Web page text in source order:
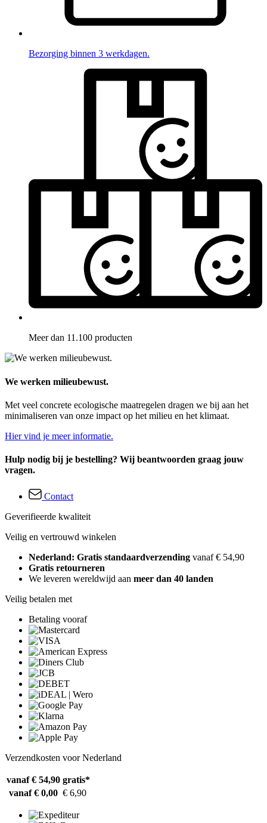
Bezorging binnen 3 werkdagen.
Meer dan 11.100 producten
We werken milieubewust.
Met veel concrete ecologische maatregelen dragen we bij aan het
minimaliseren van onze impact op het milieu en het klimaat.
Hier vind je meer informatie.
Hulp nodig bij je bestelling? Wij beantwoorden graag jouw
vragen.
Contact
Geverifieerde kwaliteit
Veilig en vertrouwd winkelen
Nederland: Gratis standaardverzending vanaf € 54,90
Gratis retourneren
We leveren wereldwijd aan meer dan 40 landen
Veilig betalen met
Betaling vooraf
Verzendkosten voor Nederland
vanaf € 54,90 gratis*
vanaf € 0,00 € 6,90